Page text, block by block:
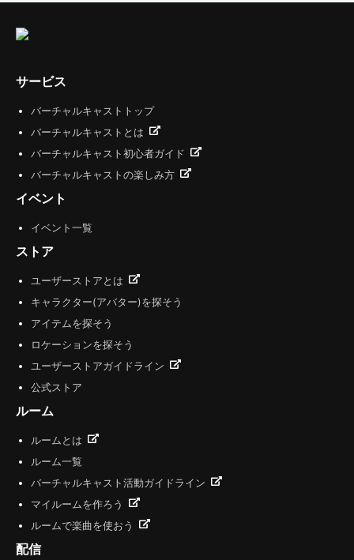
サービス
バーチャルキャストトップ
バーチャルキャストとは
バーチャルキャスト初心者ガイド
バーチャルキャストの楽しみ方
イベント
イベント一覧
ストア
ユーザーストアとは
キャラクター(アバター)を探そう
アイテムを探そう
ロケーションを探そう
ユーザーストアガイドライン
公式ストア
ルーム
ルームとは
ルーム一覧
バーチャルキャスト活動ガイドライン
マイルームを作ろう
ルームで楽曲を使おう
配信